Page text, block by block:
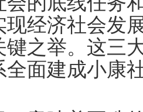
现经济社会发
键之举。这三
全面建成小康